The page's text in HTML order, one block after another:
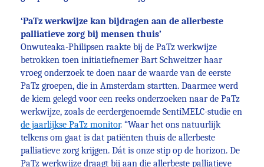
‘PaTz werkwijze kan bijdragen aan de allerbeste
palliatieve zorg bij mensen thuis’
Onwuteaka-Philipsen raakte bij de PaTz werkwijze
betrokken toen initiatiefnemer Bart Schweitzer haar
vroeg onderzoek te doen naar de waarde van de eerste
PaTz groepen, die in Amsterdam startten. Daarmee werd
de kiem gelegd voor een reeks onderzoeken naar de PaTz
werkwijze, zoals de eerdergenoemde SentiMELC-studie en
de jaarlijkse PaTz monitor. “Waar het ons natuurlijk
telkens om gaat is dat patiënten thuis de allerbeste
palliatieve zorg krijgen. Dát is onze stip op de horizon. De
PaTz werkwijze draagt bij aan die allerbeste palliatieve